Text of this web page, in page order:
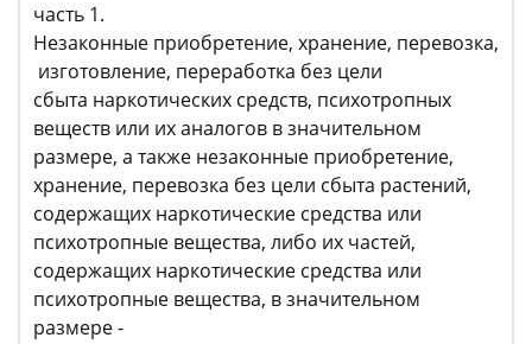
часть 1.
Незаконные приобретение, хранение, перевозка,
изготовление, переработка без цели
сбыта наркотических средств, психотропных
веществ или их аналогов в значительном
размере, а также незаконные приобретение,
хранение, перевозка без цели сбыта растений,
содержащих наркотические средства или
психотропные вещества, либо их частей,
содержащих наркотические средства или
психотропные вещества, в значительном
размере -